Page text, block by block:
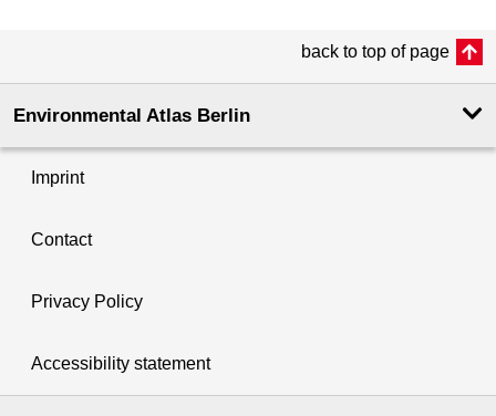
back to top of page
Environmental Atlas Berlin
Imprint
Contact
Privacy Policy
Accessibility statement